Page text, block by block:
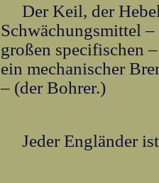
Der Keil, der
Schwächungsmittel
großen specifischen
ein mechanischer
– (der Bohrer.)
Jeder Engländer